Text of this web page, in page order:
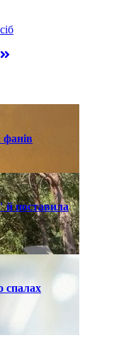
й поставила
спалах